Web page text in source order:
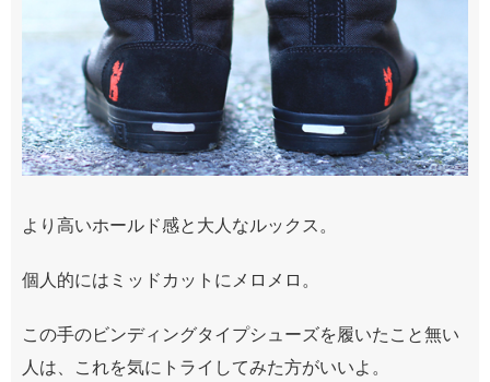
より高いホールド感と大人なルックス。
個人的にはミッドカットにメロメロ。
この手のビンディングタイプシューズを履いたこと無い
人は、これを気にトライしてみた方がいいよ。